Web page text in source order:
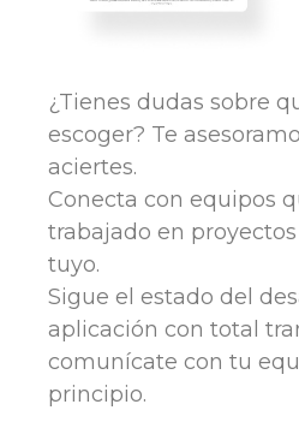
¿Tienes dudas sobre
escoger? Te
aciertes.
Conecta con equipos
trabajado en
tuyo.
Sigue el estado del
aplicación con total
comunícate con tu
principio.